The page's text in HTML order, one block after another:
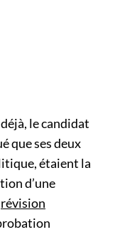
le candidat
que ses deux
étaient la
d’une
révision